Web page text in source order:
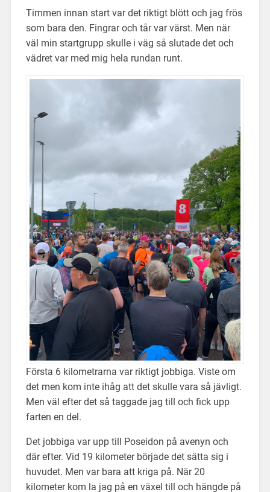
Timmen innan start var det riktigt blött och jag frös
som bara den. Fingrar och tår var värst. Men när
väl min startgrupp skulle i väg så slutade det och
vädret var med mig hela rundan runt.
Första 6 kilometrarna var riktigt jobbiga. Viste om
det men kom inte ihåg att det skulle vara så jävligt.
Men väl efter det så taggade jag till och fick upp
farten en del.
Det jobbiga var upp till Poseidon på avenyn och
där efter. Vid 19 kilometer började det sätta sig i
huvudet. Men var bara att kriga på. När 20
kilometer kom la jag på en växel till och hängde på